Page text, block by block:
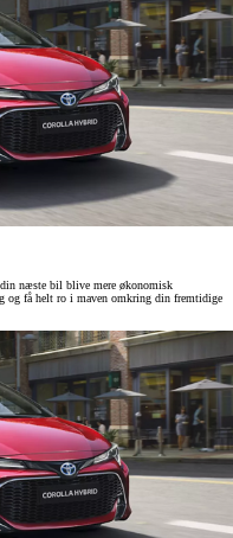
næste bil blive mere økonomisk
og få helt ro i maven omkring din fremtidige